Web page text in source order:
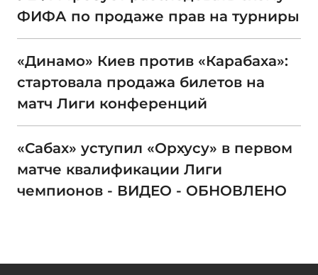
ФИФА по продаже прав на турниры
«Динамо» Киев против «Карабаха»:
стартовала продажа билетов на
матч Лиги конференций
«Сабах» уступил «Орхусу» в первом
матче квалификации Лиги
чемпионов - ВИДЕО - ОБНОВЛЕНО